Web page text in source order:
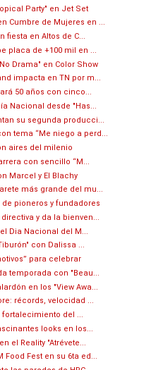
Party" en Jet Set
Cumbre de Mujeres en ...
fiesta en Altos de C...
placa de +100 mil en ...
Drama" en Color Show
impacta en TN por m...
50 años con cinco...
Nacional desde "Has...
su segunda producci...
tema “Me niego a perd...
aires del milenio
con sencillo “M...
Marcel y El Blachy
más grande del mu...
pioneros y fundadores
y da la bienven...
Dia Nacional del M...
con Dalissa ...
para celebrar
temporada con "Beau...
en los "View Awa...
récords, velocidad ...
fortalecimiento del ...
looks en los...
el Reality "Atrévete...
Food Fest en su 6ta ed...